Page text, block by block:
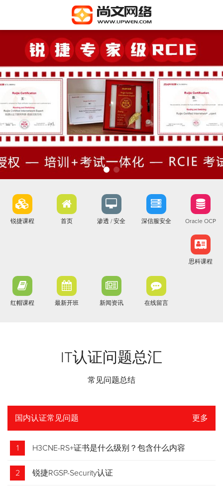
锐捷课程 首页 渗透 / 安全 深信服安全 Oracle OCP
思科课程
红帽课程 最新开班 新闻资讯 在线留言
IT认证问题总汇
常见问题总结
国内认证常见问题 更多
1 H3CNE-RS+证书是什么级别？包含什么内容
2 锐捷RGSP-Security认证